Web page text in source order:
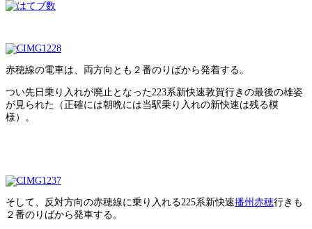
赤穂線の電車は、両方向とも２番のりばから発着する。
つい先日乗り入れが廃止となった223系新快速敦賀行きの最後の雄姿
が見られた（正確には朝晩には当駅乗り入れの新快速は残る模
様）。
そして、反対方向の赤穂線に乗り入れる225系新快速播州赤穂行きも
２番のりばから発車する。